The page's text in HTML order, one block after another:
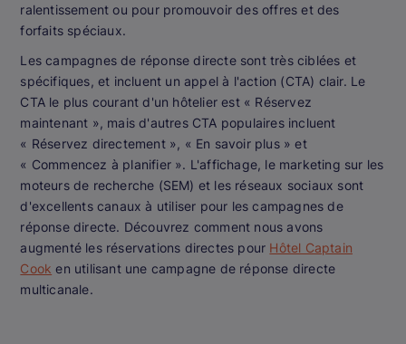
ralentissement ou pour promouvoir des offres et des
forfaits spéciaux.
Les campagnes de réponse directe sont très ciblées et
spécifiques, et incluent un appel à l'action (CTA) clair. Le
CTA le plus courant d'un hôtelier est « Réservez
maintenant », mais d'autres CTA populaires incluent
« Réservez directement », « En savoir plus » et
« Commencez à planifier ». L'affichage, le marketing sur les
moteurs de recherche (SEM) et les réseaux sociaux sont
d'excellents canaux à utiliser pour les campagnes de
réponse directe. Découvrez comment nous avons
augmenté les réservations directes pour Hôtel Captain
Cook en utilisant une campagne de réponse directe
multicanale.